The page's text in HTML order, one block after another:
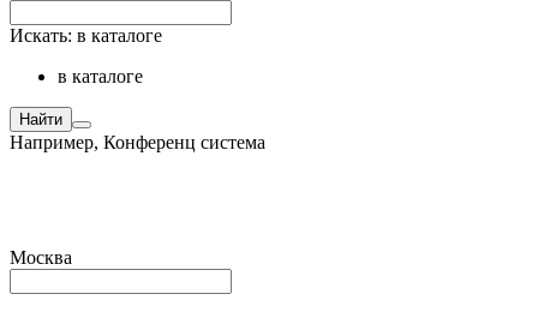
Искать: в каталоге
в каталоге
Найти
Например, Конференц система
Москва